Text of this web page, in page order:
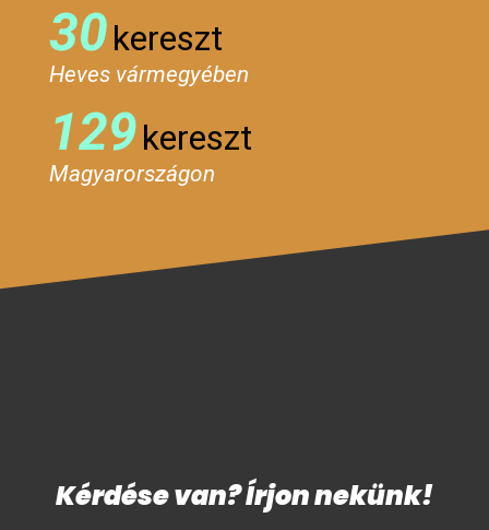
30kereszt
Heves vármegyében
129kereszt
Magyarországon
Kérdése van? Írjon nekünk!